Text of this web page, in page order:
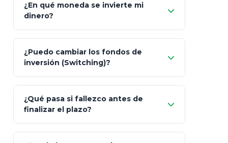
¿En qué moneda se invierte mi
dinero?
inflación), Dólares o Euros
¿Puedo cambiar los fondos de
inversión (Switching)?
"Switching" (cambio de fondos)
¿Qué pasa si fallezco antes de
finalizar el plazo?